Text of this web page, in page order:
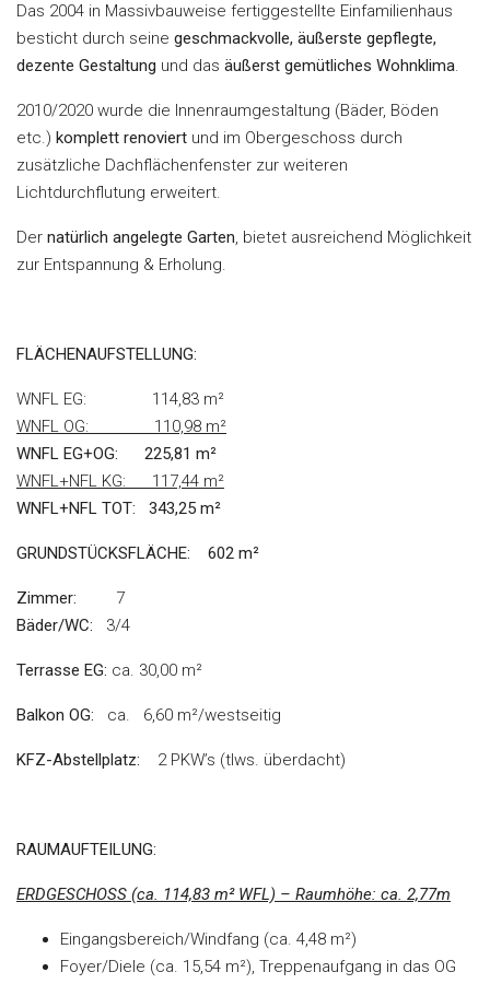
Das 2004 in Massivbauweise fertiggestellte Einfamilienhaus
besticht durch seine geschmackvolle, äußerste gepflegte,
dezente Gestaltung und das äußerst gemütliches Wohnklima.
2010/2020 wurde die Innenraumgestaltung (Bäder, Böden
etc.) komplett renoviert und im Obergeschoss durch
zusätzliche Dachflächenfenster zur weiteren
Lichtdurchflutung erweitert.
Der natürlich angelegte Garten, bietet ausreichend Möglichkeit
zur Entspannung & Erholung.
FLÄCHENAUFSTELLUNG:
WNFL EG: 114,83 m²
WNFL OG: 110,98 m²
WNFL EG+OG: 225,81 m²
WNFL+NFL KG: 117,44 m²
WNFL+NFL TOT: 343,25 m²
GRUNDSTÜCKSFLÄCHE: 602 m²
Zimmer: 7
Bäder/WC: 3/4
Terrasse EG: ca. 30,00 m²
Balkon OG: ca. 6,60 m²/westseitig
KFZ-Abstellplatz: 2 PKW’s (tlws. überdacht)
RAUMAUFTEILUNG:
ERDGESCHOSS (ca. 114,83 m² WFL) – Raumhöhe: ca. 2,77m
Eingangsbereich/Windfang (ca. 4,48 m²)
Foyer/Diele (ca. 15,54 m²), Treppenaufgang in das OG